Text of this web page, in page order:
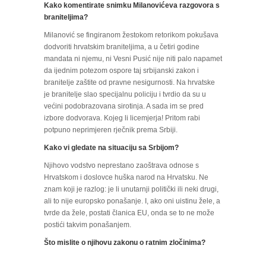
Kako komentirate snimku Milanovićeva razgovora s
braniteljima?
Milanović se fingiranom žestokom retorikom pokušava
dodvoriti hrvatskim braniteljima, a u četiri godine
mandata ni njemu, ni Vesni Pusić nije niti palo napamet
da ijednim potezom ospore taj srbijanski zakon i
branitelje zaštite od pravne nesigurnosti. Na hrvatske
je branitelje slao specijalnu policiju i tvrdio da su u
većini podobrazovana sirotinja. A sada im se pred
izbore dodvorava. Kojeg li licemjerja! Pritom rabi
potpuno neprimjeren rječnik prema Srbiji.
Kako vi gledate na situaciju sa Srbijom?
Njihovo vodstvo neprestano zaoštrava odnose s
Hrvatskom i doslovce huška narod na Hrvatsku. Ne
znam koji je razlog: je li unutarnji politički ili neki drugi,
ali to nije europsko ponašanje. I, ako oni uistinu žele, a
tvrde da žele, postati članica EU, onda se to ne može
postići takvim ponašanjem.
Što mislite o njihovu zakonu o ratnim zločinima?